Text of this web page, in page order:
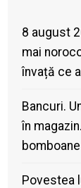
8 august
mai
învață ce
Bancuri.
în
Povestea